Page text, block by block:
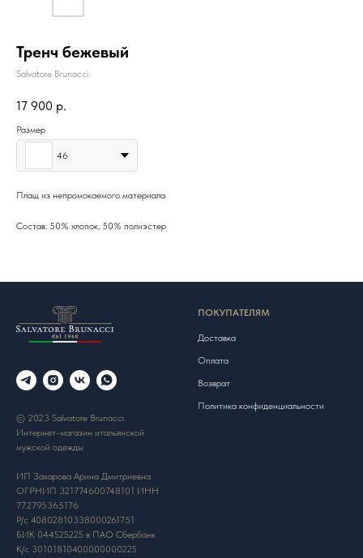
Тренч бежевый
Salvatore Brunacci
17 900 р.
Размер
46
Плащ из непромокаемого материала
Состав: 50% хлопок, 50% полиэстер
© 2023 Salvatore Brunacci.
Интернет-магазин итальянской
мужской одежды
ИП Захарова Арина Дмитриевна
ОГРНИП 321774600748101 ИНН
772795365176
Р/с 40802810338000261751
БИК 044525225 в ПАО Сбербанк
К/с 30101810400000000225
ПОКУПАТЕЛЯМ
Доставка
Оплата
Возврат
Политика конфиденциальности